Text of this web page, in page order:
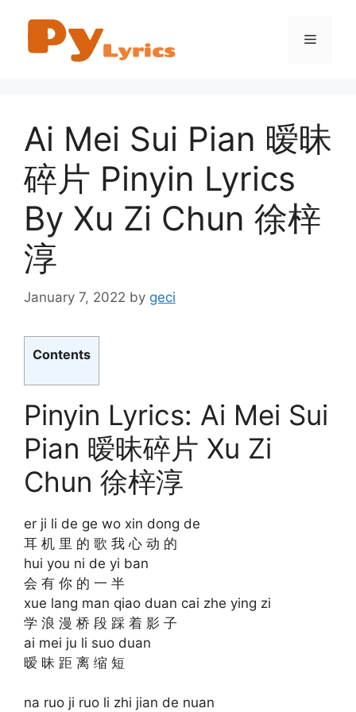
content
Menu
Ai Mei Sui Pian 暧昧
碎片 Pinyin Lyrics
By Xu Zi Chun 徐梓
淳
January 7, 2022 by geci
Contents
Pinyin Lyrics: Ai Mei Sui
Pian 暧昧碎片 Xu Zi
Chun 徐梓淳
er ji li de ge wo xin dong de
耳 机 里 的 歌 我 心 动 的
hui you ni de yi ban
会 有 你 的 一 半
xue lang man qiao duan cai zhe ying zi
学 浪 漫 桥 段 踩 着 影 子
ai mei ju li suo duan
暧 昧 距 离 缩 短
na ruo ji ruo li zhi jian de nuan